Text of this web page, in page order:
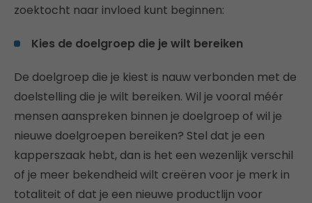
zoektocht naar invloed kunt beginnen:
Kies de doelgroep die je wilt bereiken
De doelgroep die je kiest is nauw verbonden met de
doelstelling die je wilt bereiken. Wil je vooral méér
mensen aanspreken binnen je doelgroep of wil je
nieuwe doelgroepen bereiken? Stel dat je een
kapperszaak hebt, dan is het een wezenlijk verschil
of je meer bekendheid wilt creëren voor je merk in
totaliteit of dat je een nieuwe productlijn voor